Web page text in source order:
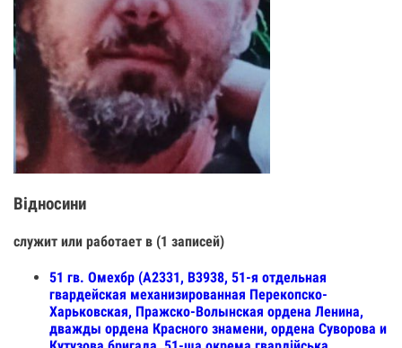
Відносини
служит или работает в (1 записей)
51 гв. Омехбр (А2331, В3938, 51-я отдельная
гвардейская механизированная Перекопско-
Харьковская, Пражско-Волынская ордена Ленина,
дважды ордена Красного знамени, ордена Суворова и